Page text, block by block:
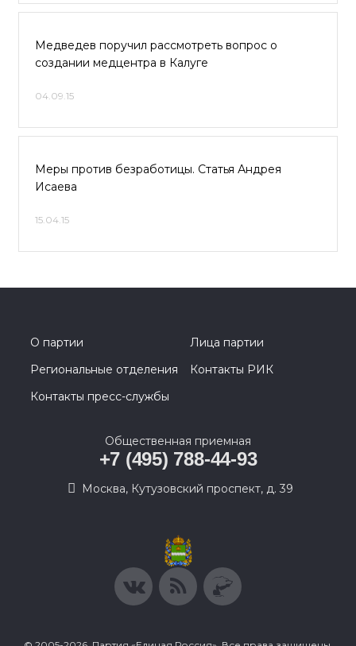
Медведев поручил рассмотреть вопрос о
создании медцентра в Калуге
04.09.15
Меры против безработицы. Статья Андрея
Исаева
15.04.15
О партии
Лица партии
Региональные отделения
Контакты РИК
Контакты пресс-службы
Общественная приемная
+7 (495) 788-44-93
Москва, Кутузовский проспект, д. 39